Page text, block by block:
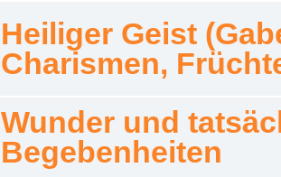
Heiliger Geist
Charismen,
Wunder und
Begebenheiten